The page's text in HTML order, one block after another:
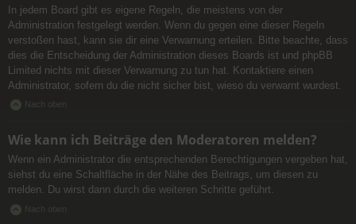
In jedem Board gibt es eigene Regeln, die meistens von der
Administration festgelegt werden. Wenn du gegen eine dieser Regeln
verstoßen hast, kann sie dir eine Verwarnung erteilen. Bitte beachte, dass
dies die Entscheidung der Administration dieses Boards ist und phpBB
Limited nichts mit dieser Verwarnung zu tun hat. Kontaktiere einen
Administrator, sofern du die nicht sicher bist, wieso du verwarnt wurdest.
Nach oben
Wie kann ich Beiträge den Moderatoren melden?
Wenn ein Administrator die entsprechenden Berechtigungen vergeben hat,
siehst du eine Schaltfläche in der Nähe des Beitrags, um diesen zu
melden. Du wirst dann durch die weiteren Schritte geführt.
Nach oben